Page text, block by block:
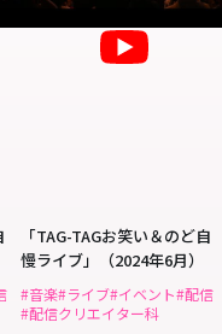
「TAG-TAGお笑い＆のど自
慢ライブ」（2024年6月）
#音楽#ライブ#イベント#配信
#配信クリエイター科